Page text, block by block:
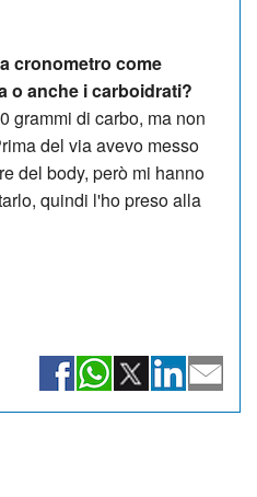
cronometro come
o anche i carboidrati?
grammi di carbo, ma non
del via avevo messo
del body, però mi hanno
quindi l'ho preso alla